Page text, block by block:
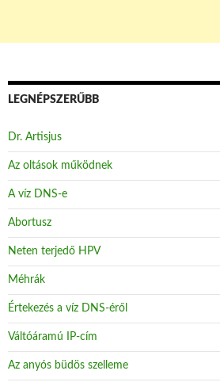
LEGNÉPSZERŰBB
Dr. Artisjus
Az oltások működnek
A víz DNS-e
Abortusz
Neten terjedő HPV
Méhrák
Értekezés a víz DNS-éről
Váltóáramú IP-cím
Az anyós büdös szelleme